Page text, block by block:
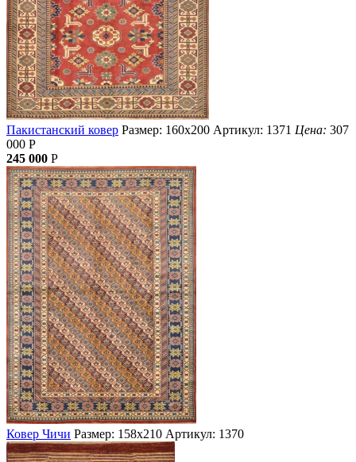
Пакистанский ковер Размер: 160х200 Артикул: 1371 Цена: 307
000 Р
245 000 Р
Ковер Чичи Размер: 158х210 Артикул: 1370